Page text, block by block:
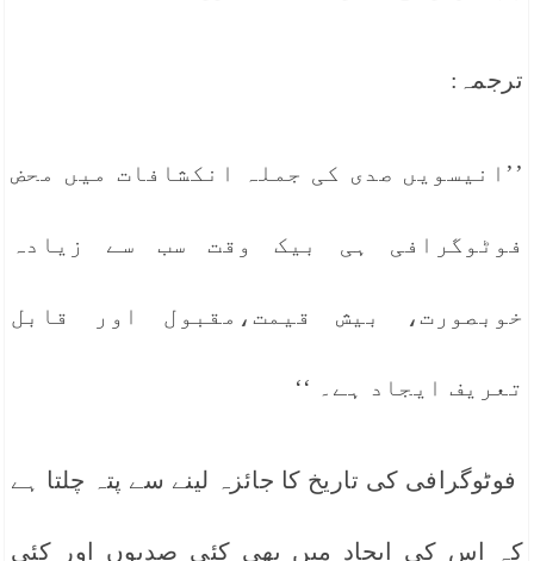
ترجمہ:
’’انیسویں صدی کی جملہ انکشافات میں محض
فوٹوگرافی ہی بیک وقت سب سے زیادہ
خوبصورت، بیش قیمت،مقبول اور قابل
تعریف ایجاد ہے۔ ‘‘
فوٹوگرافی کی تاریخ کا جائزہ لینے سے پتہ چلتا ہے
کہ اس کی ایجاد میں بھی کئی صدیوں اور کئی